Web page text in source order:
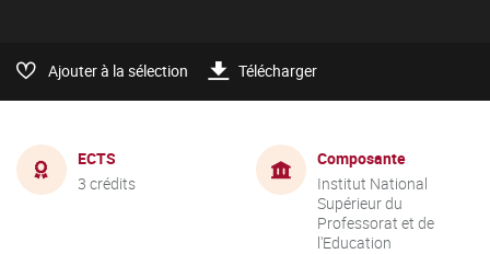
Ajouter à la sélection Télécharger
ECTS
3 crédits
Composante
Institut National
Supérieur du
Professorat et de
l'Education